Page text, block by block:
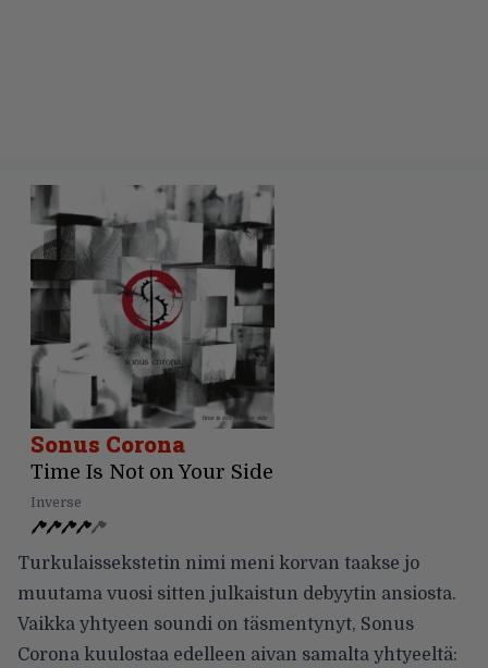
Sonus Corona
Time Is Not on Your Side
Inverse
Turkulaissekstetin nimi meni korvan taakse jo
muutama vuosi sitten julkaistun debyytin ansiosta.
Vaikka yhtyeen soundi on täsmentynyt, Sonus
Corona kuulostaa edelleen aivan samalta yhtyeeltä: